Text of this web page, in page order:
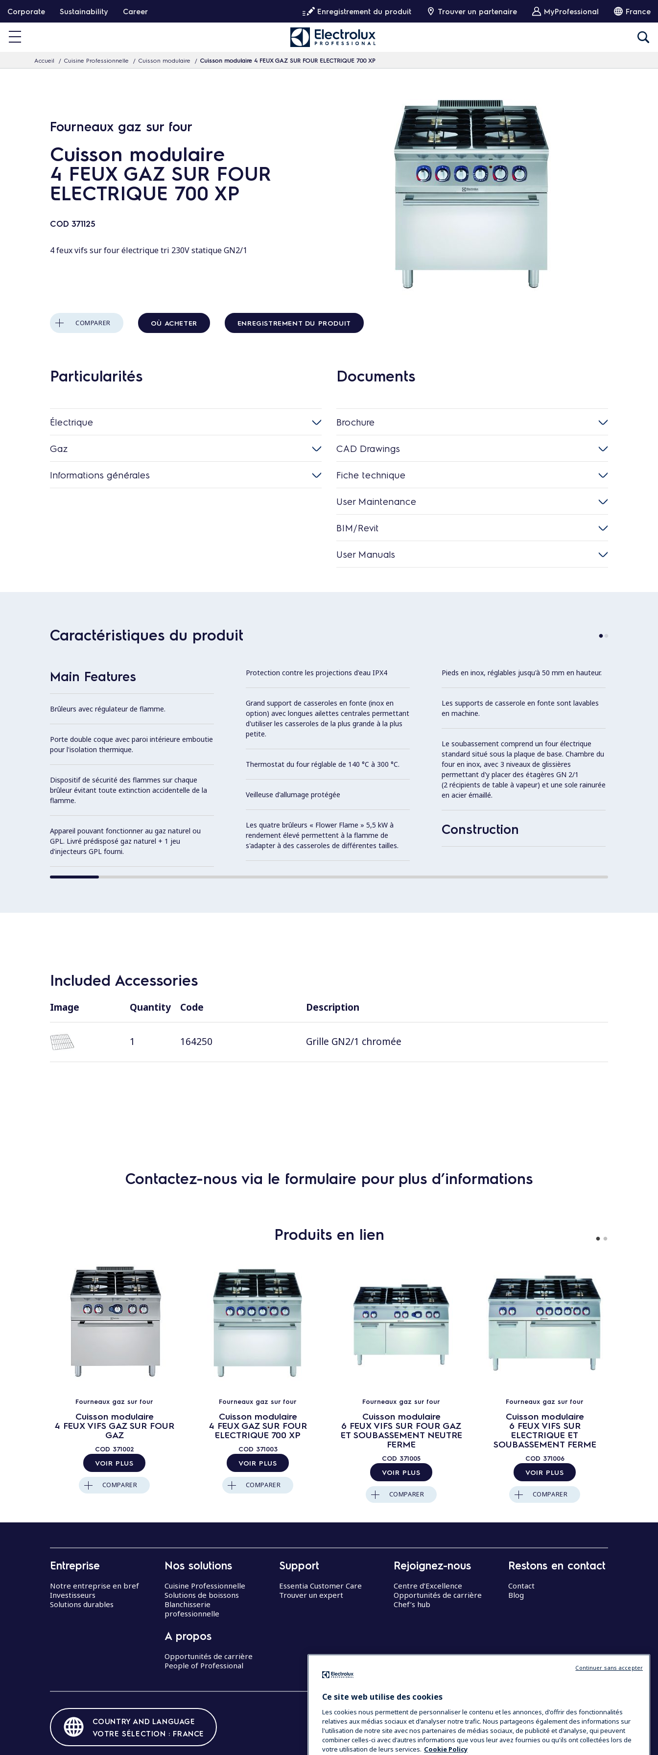
a
Corporate Sustainability Career Enregistrement du produit Trouver un partenaire MyProfessional France
Accueil Cuisine Professionnelle Cuisson modulaire Cuisson modulaire 4 FEUX GAZ SUR FOUR ELECTRIQUE 700 XP
Fourneaux gaz sur four
Cuisson modulaire
4 FEUX GAZ SUR FOUR
ELECTRIQUE 700 XP
COD 371125
4 feux vifs sur four électrique tri 230V statique GN2/1
COMPARER OÙ ACHETER ENREGISTREMENT DU PRODUIT
Particularités
Électrique
Gaz
Informations générales
Documents
Brochure
CAD Drawings
Fiche technique
User Maintenance
BIM/Revit
User Manuals
Caractéristiques du produit
Main Features
Brûleurs avec régulateur de flamme.
Porte double coque avec paroi intérieure emboutie
pour l'isolation thermique.
Dispositif de sécurité des flammes sur chaque
brûleur évitant toute extinction accidentelle de la
flamme.
Appareil pouvant fonctionner au gaz naturel ou
GPL. Livré prédisposé gaz naturel + 1 jeu
d'injecteurs GPL fourni.
Protection contre les projections d'eau IPX4
Grand support de casseroles en fonte (inox en
option) avec longues ailettes centrales permettant
d'utiliser les casseroles de la plus grande à la plus
petite.
Thermostat du four réglable de 140 °C à 300 °C.
Veilleuse d'allumage protégée
Les quatre brûleurs « Flower Flame » 5,5 kW à
rendement élevé permettent à la flamme de
s'adapter à des casseroles de différentes tailles.
Pieds en inox, réglables jusqu'à 50 mm en hauteur.
Les supports de casserole en fonte sont lavables
en machine.
Le soubassement comprend un four électrique
standard situé sous la plaque de base. Chambre du
four en inox, avec 3 niveaux de glissières
permettant d'y placer des étagères GN 2/1
(2 récipients de table à vapeur) et une sole rainurée
en acier émaillé.
Construction
Included Accessories
Image Quantity Code Description
1 164250 Grille GN2/1 chromée
Contactez-nous via le formulaire pour plus d’informations
Produits en lien
Fourneaux gaz sur four
Cuisson modulaire
4 FEUX VIFS GAZ SUR FOUR
GAZ
COD 371002
VOIR PLUS
COMPARER
Fourneaux gaz sur four
Cuisson modulaire
4 FEUX GAZ SUR FOUR
ELECTRIQUE 700 XP
COD 371003
VOIR PLUS
COMPARER
Fourneaux gaz sur four
Cuisson modulaire
6 FEUX VIFS SUR FOUR GAZ
ET SOUBASSEMENT NEUTRE
FERME
COD 371005
VOIR PLUS
COMPARER
Fourneaux gaz sur four
Cuisson modulaire
6 FEUX VIFS SUR
ELECTRIQUE ET
SOUBASSEMENT FERME
COD 371006
VOIR PLUS
COMPARER
Entreprise
Notre entreprise en bref
Investisseurs
Solutions durables
Nos solutions
Cuisine Professionnelle
Solutions de boissons
Blanchisserie
professionnelle
A propos
Opportunités de carrière
People of Professional
Support
Essentia Customer Care
Trouver un expert
Rejoignez-nous
Centre d’Excellence
Opportunités de carrière
Chef’s hub
Restons en contact
Contact
Blog
COUNTRY AND LANGUAGE
VOTRE SÉLECTION : FRANCE
Ce site web utilise des cookies
Les cookies nous permettent de personnaliser le contenu et les annonces, d'offrir des fonctionnalités
relatives aux médias sociaux et d'analyser notre trafic. Nous partageons également des informations sur
l'utilisation de notre site avec nos partenaires de médias sociaux, de publicité et d'analyse, qui peuvent
combiner celles-ci avec d'autres informations que vous leur avez fournies ou qu'ils ont collectées lors de
votre utilisation de leurs services. Cookie Policy
Continuer sans accepter